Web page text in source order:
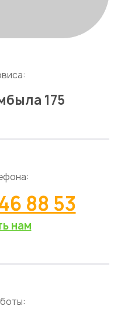
175
88 53
нам